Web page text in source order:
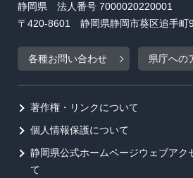
静岡県 法人番号 7000020220001
〒420-8601 静岡県静岡市葵区追手町
各種お問い合わせ 県庁への
著作権・リンクについて
個人情報保護について
静岡県公式ホームページウェブアク
て